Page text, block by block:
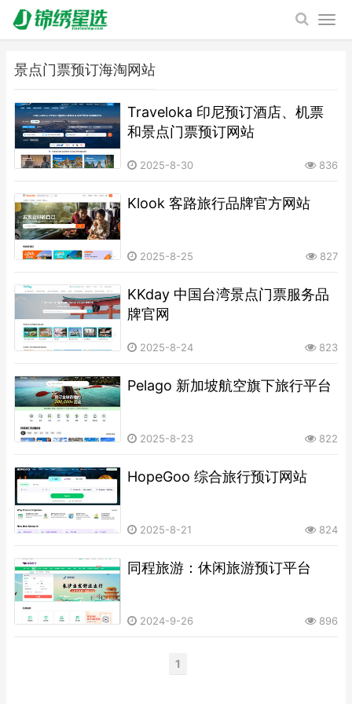
景点门票预订海淘网站
Traveloka 印尼预订酒店、机票
和景点门票预订网站
2025-8-30 836
Klook 客路旅行品牌官方网站
2025-8-25 827
KKday 中国台湾景点门票服务品
牌官网
2025-8-24 823
Pelago 新加坡航空旗下旅行平台
2025-8-23 822
HopeGoo 综合旅行预订网站
2025-8-21 824
同程旅游：休闲旅游预订平台
2024-9-26 896
1